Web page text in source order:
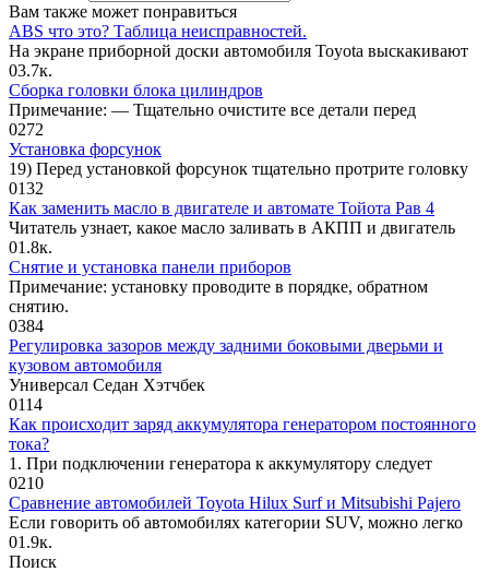
Вам также может понравиться
ABS что это? Таблица неисправностей.
На экране приборной доски автомобиля Toyota выскакивают
03.7к.
Сборка головки блока цилиндров
Примечание: — Тщательно очистите все детали перед
0272
Установка форсунок
19) Перед установкой форсунок тщательно протрите головку
0132
Как заменить масло в двигателе и автомате Тойота Рав 4
Читатель узнает, какое масло заливать в АКПП и двигатель
01.8к.
Снятие и установка панели приборов
Примечание: установку проводите в порядке, обратном
снятию.
0384
Регулировка зазоров между задними боковыми дверьми и
кузовом авто­мобиля
Универсал Седан Хэтчбек
0114
Как происходит заряд аккумулятора генератором постоянного
тока?
1. При подключении генератора к аккумулятору следует
0210
Сравнение автомобилей Toyota Hilux Surf и Mitsubishi Pajero
Если говорить об автомобилях категории SUV, можно легко
01.9к.
Поиск